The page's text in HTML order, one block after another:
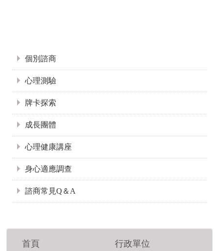
個別諮商
心理測驗
牌卡探索
成長團體
心理健康講座
身心適應調查
諮商常見Q＆A
首頁 行政單位